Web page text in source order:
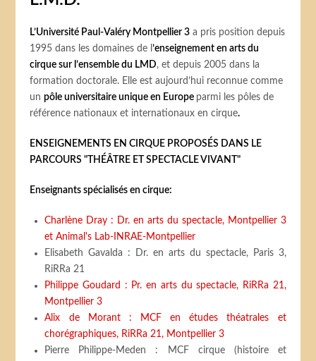
L’Université Paul-Valéry Montpellier 3 a pris position depuis
1995 dans les domaines de l’enseignement en arts du
cirque sur l’ensemble du LMD, et depuis 2005 dans la
formation doctorale. Elle est aujourd’hui reconnue comme
un pôle universitaire unique en Europe parmi les pôles de
référence nationaux et internationaux en cirque.
ENSEIGNEMENTS EN CIRQUE PROPOSÉS DANS LE
PARCOURS "THÉÂTRE ET SPECTACLE VIVANT"
Enseignants spécialisés en cirque:
Charlène Dray : Dr. en arts du spectacle, Montpellier 3
et Animal's Lab-INRAE-Montpellier
Elisabeth Gavalda : Dr. en arts du spectacle, Paris 3,
RiRRa 21
Philippe Goudard : Pr. en arts du spectacle, RiRRa 21,
Montpellier 3
Alix de Morant : MCF en études théatrales et
chorégraphiques, RiRRa 21, Montpellier 3
Pierre Philippe-Meden : MCF cirque (histoire et